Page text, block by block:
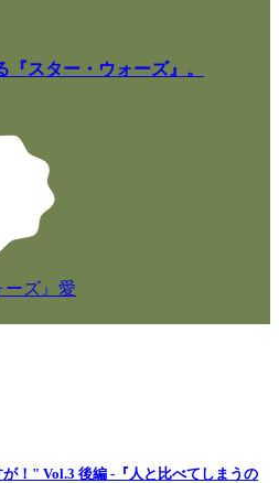
スター・ウォーズ』。
ーズ』愛
！" Vol.3 後編 -『人と比べてしまうの